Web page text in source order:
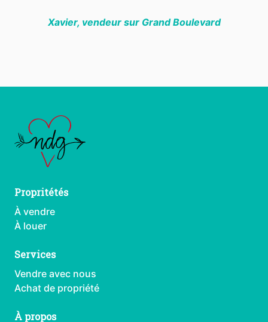
Xavier, vendeur sur Grand Boulevard
Propritétés
À vendre
À louer
Services
Vendre avec nous
Achat de propriété
À propos